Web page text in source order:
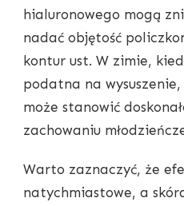
hialuronowego mogą
nadać objętość
kontur ust. W zimie,
podatna na
może stanowić
zachowaniu
Warto zaznaczyć, że
natychmiastowe, a